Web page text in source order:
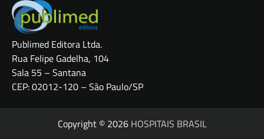
Publimed Editora Ltda.
Rua Felipe Gadelha, 104
Sala 55 – Santana
CEP: 02012-120 – São Paulo/SP
Copyright © 2026 HOSPITAIS BRASIL